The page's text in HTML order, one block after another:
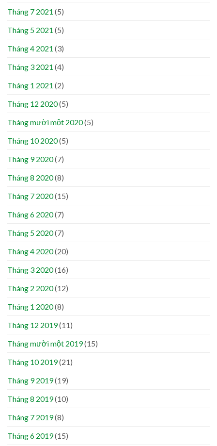
Tháng 7 2021 (5)
Tháng 5 2021 (5)
Tháng 4 2021 (3)
Tháng 3 2021 (4)
Tháng 1 2021 (2)
Tháng 12 2020(5)
Tháng mười một 2020(5)
Tháng 10 2020(5)
Tháng 9 2020(7)
Tháng 8 2020(8)
Tháng 7 2020(15)
Tháng 6 2020(7)
Tháng 5 2020(7)
Tháng 4 2020(20)
Tháng 3 2020(16)
Tháng 2 2020(12)
Tháng 1 2020(8)
Tháng 12 2019(11)
Tháng mười một 2019(15)
Tháng 10 2019(21)
Tháng 9 2019(19)
Tháng 8 2019(10)
Tháng 7 2019(8)
Tháng 6 2019(15)